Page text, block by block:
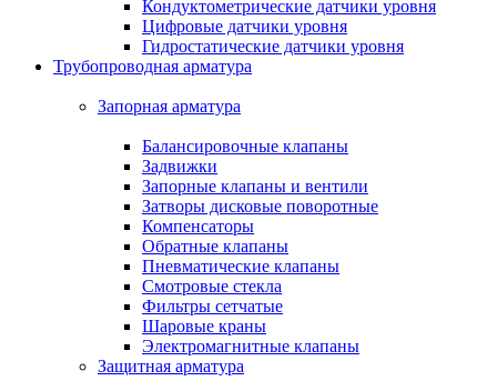
Кондуктометрические датчики уровня
Цифровые датчики уровня
Гидростатические датчики уровня
Трубопроводная арматура
Запорная арматура
Балансировочные клапаны
Задвижки
Запорные клапаны и вентили
Затворы дисковые поворотные
Компенсаторы
Обратные клапаны
Пневматические клапаны
Смотровые стекла
Фильтры сетчатые
Шаровые краны
Электромагнитные клапаны
Защитная арматура